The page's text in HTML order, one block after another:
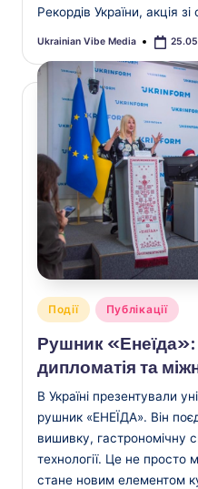
Рекордів України, акція
Опубліковано
Ukrainian Vibe Media
Опубліковано
Події Публікації
Рушник «Енеїда»:
дипломатія та
В Україні презентували
рушник «ЕНЕЇДА». Він
вишивку, гастрономічну
технології. Це не просто
стане новим елементом